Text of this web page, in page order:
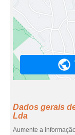
Dados gerais
Lda
Aumente a